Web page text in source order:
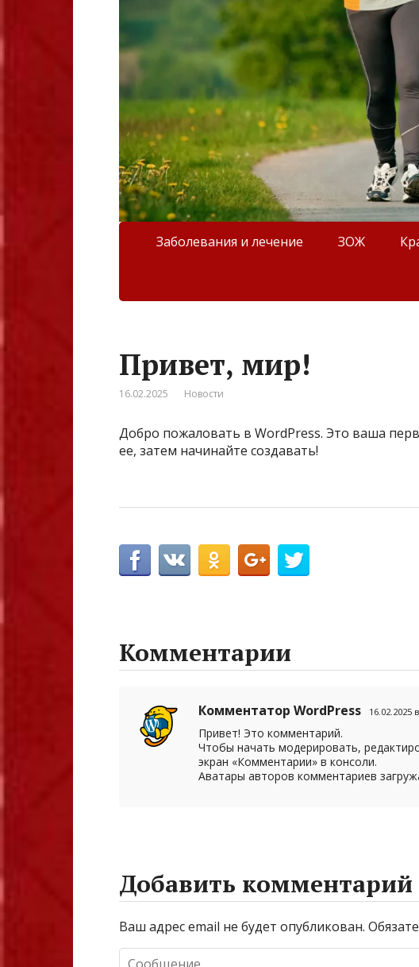
Заболевания и лечение ЗОЖ
Привет, мир!
16.02.2025 Новости
Добро пожаловать в WordPress. Это ваша
ее, затем начинайте создавать!
Комментарии
Комментатор WordPress 16.02.2025
Привет! Это комментарий.
Чтобы начать модерировать,
экран «Комментарии» в консоли.
Аватары авторов комментариев
Добавить комментарий
Ваш адрес email не будет опубликован.